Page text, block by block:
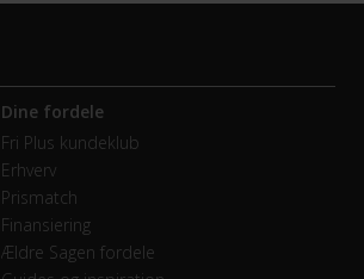
Dine fordele
Fri Plus kundeklub
Erhverv
Prismatch
Finansiering
Ældre Sagen fordele